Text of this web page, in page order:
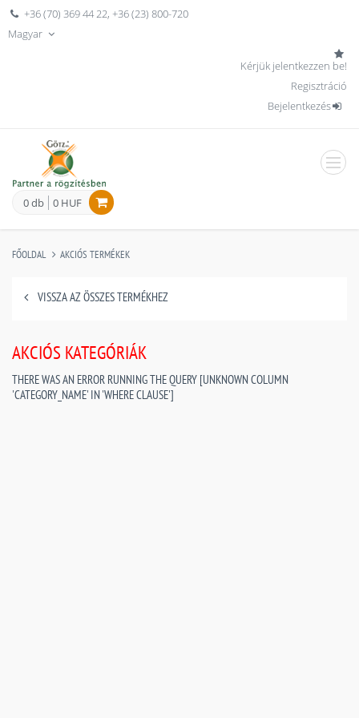
+36 (70) 369 44 22,+36 (23) 800-720
Magyar
Kérjük jelentkezzen be!
Regisztráció
Bejelentkezés
0 db 0 HUF
FŐOLDAL AKCIÓS TERMÉKEK
VISSZA AZ ÖSSZES TERMÉKHEZ
AKCIÓS KATEGÓRIÁK
THERE WAS AN ERROR RUNNING THE QUERY [UNKNOWN COLUMN
'CATEGORY_NAME' IN 'WHERE CLAUSE']